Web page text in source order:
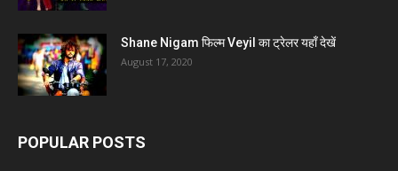
Shane Nigam फिल्म Veyil का ट्रेलर यहाँ देखें
August 17, 2020
POPULAR POSTS